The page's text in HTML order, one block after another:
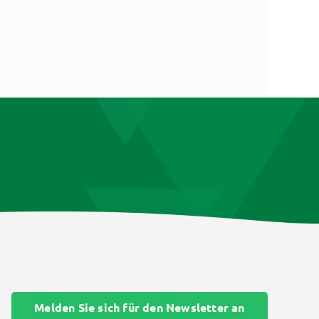
Melden Sie sich für den Newsletter an